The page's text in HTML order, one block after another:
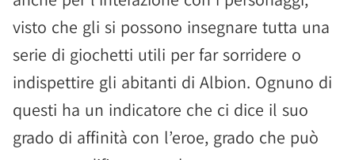
visto che gli si possono insegnare tutta una
serie di giochetti utili per far sorridere o
indispettire gli abitanti di Albion. Ognuno di
questi ha un indicatore che ci dice il suo
grado di affinità con l’eroe, grado che può